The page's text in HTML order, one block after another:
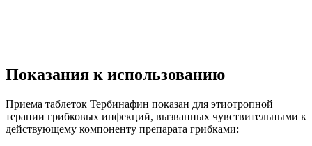
Показания к использованию
Приема таблеток Тербинафин показан для этиотропной
терапии грибковых инфекций, вызванных чувствительными к
действующему компоненту препарата грибками: